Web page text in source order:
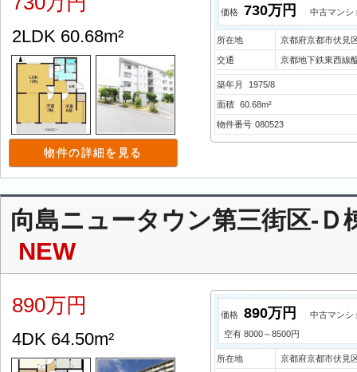
2LDK 60.68m²
物件の詳細を見る
価格 730万円 中古マンシ
所在地 京都府京都市伏見
交通 京都地下鉄東西線
築年月 1975/8
面積 60.68m²
物件番号 080523
向島ニュータウン第三街区-
NEW
890万円
4DK 64.50m²
価格 890万円
中古マンシ
空有 8000～8500円
所在地 京都府京都市伏見